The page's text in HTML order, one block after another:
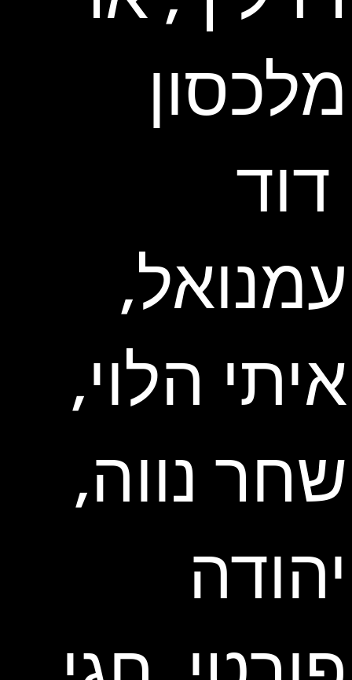
מלכסון
דוד
עמנואל,
איתי הלוי,
שחר נווה,
יהודה